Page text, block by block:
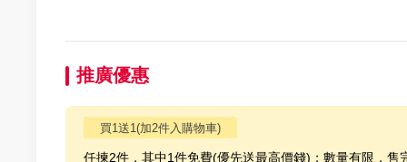
推廣優惠
買1送1(加2件入購物車)
任揀2件，其中1件免費(優先送最高價錢)；數量有限，售